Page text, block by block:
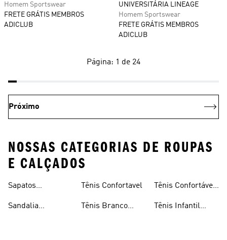
Homem Sportswear
FRETE GRÁTIS MEMBROS
ADICLUB
UNIVERSITÁRIA LINEAGE
Homem Sportswear
FRETE GRÁTIS MEMBROS
ADICLUB
Página: 1 de 24
Próximo
NOSSAS CATEGORIAS DE ROUPAS
E CALÇADOS
Sapatos
Confortáveis
Sandalia
Tênis Confortavel
Tênis Branco
Confortável
Tênis Confortável
Tênis Infantil